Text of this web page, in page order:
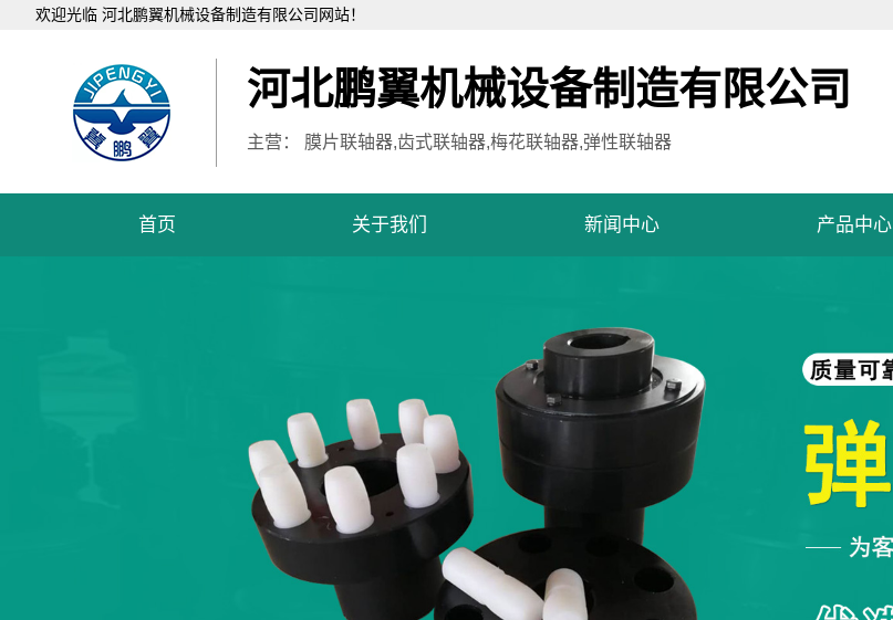
欢迎光临 河北鹏翼机械设备制造有限公司网站！
河北鹏翼机械设备制造有限公司
主营： 膜片联轴器,齿式联轴器,梅花联轴器,弹性联轴器
首页 关于我们 新闻中心 产品中心